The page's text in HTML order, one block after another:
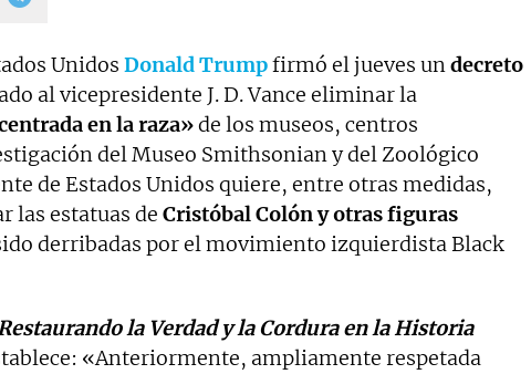
Unidos Donald Trumpfirmó el jueves undecreto
al vicepresidente J. D. Vance eliminar la
en la raza»de los museos, centros
del Museo Smithsonian y del Zoológico
de Estados Unidos quiere, entre otras medidas,
las estatuas de Cristóbal Colón y otras figuras
derribadas por el movimiento izquierdista Black
la Verdad y la Cordura en la Historia
«Anteriormente, ampliamente respetada